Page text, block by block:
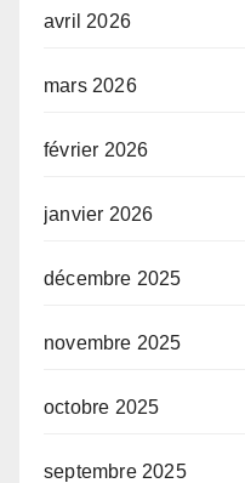
avril 2026
mars 2026
février 2026
janvier 2026
décembre 2025
novembre 2025
octobre 2025
septembre 2025